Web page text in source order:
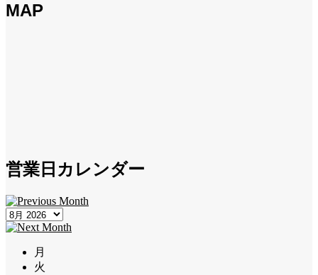
MAP
営業日カレンダー
月
火